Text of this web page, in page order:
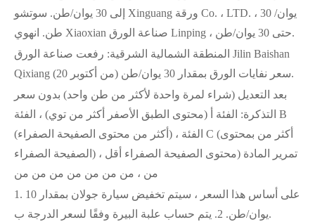
إلى 30 يوان/طن. سوتشو Xinguang ورقة Co. ، LTD. ، 30 يوان/
طن. انهوي Xiaoxian صناعة الورق Linping ، حتى 30 يوان/طن.
المنطقة الشمالية الشرقية: رفعت صناعة الورق Jilin Baishan
Qixiang (من أكتوبر 20) سعر نفايات الورق بمقدار 30 يوان/طن.
بعد التعديل (شراء لمرة واحدة لأكثر من طن واحد) بدون سعر
التذكرة: الفئة أ (محتوى الطبق الأصفر أكثر من توي) ، الفئة B
(أكثر من محتوى الصفيحة الصفراء) ، الفئة C (أكثر من بمحتوى
الصفيحة الصفراء) ، تمرير المادة (محتوى الصفيحة الصفراء أقل
من ، من من من من من من من
1. على أساس هذا السعر ، سيتم تخفيض سيارة جولان بمقدار 10
يوان/طن. 2. يتم حساب علبة البيرة وفقًا لسعر الدرجة ب.